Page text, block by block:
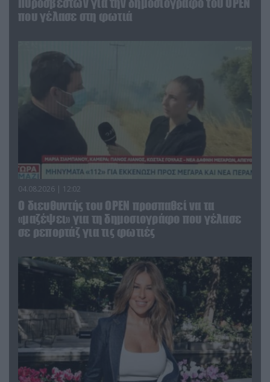
Πυροσβεστών για την δημοσιογράφο του OPEN
που γέλασε στη φωτιά
04.08.2026 | 12:02
O διευθυντής του OPEN προσπαθεί να τα
«μαζέψει» για τη δημοσιογράφο που γέλασε
σε ρεπορτάζ για τις φωτιές